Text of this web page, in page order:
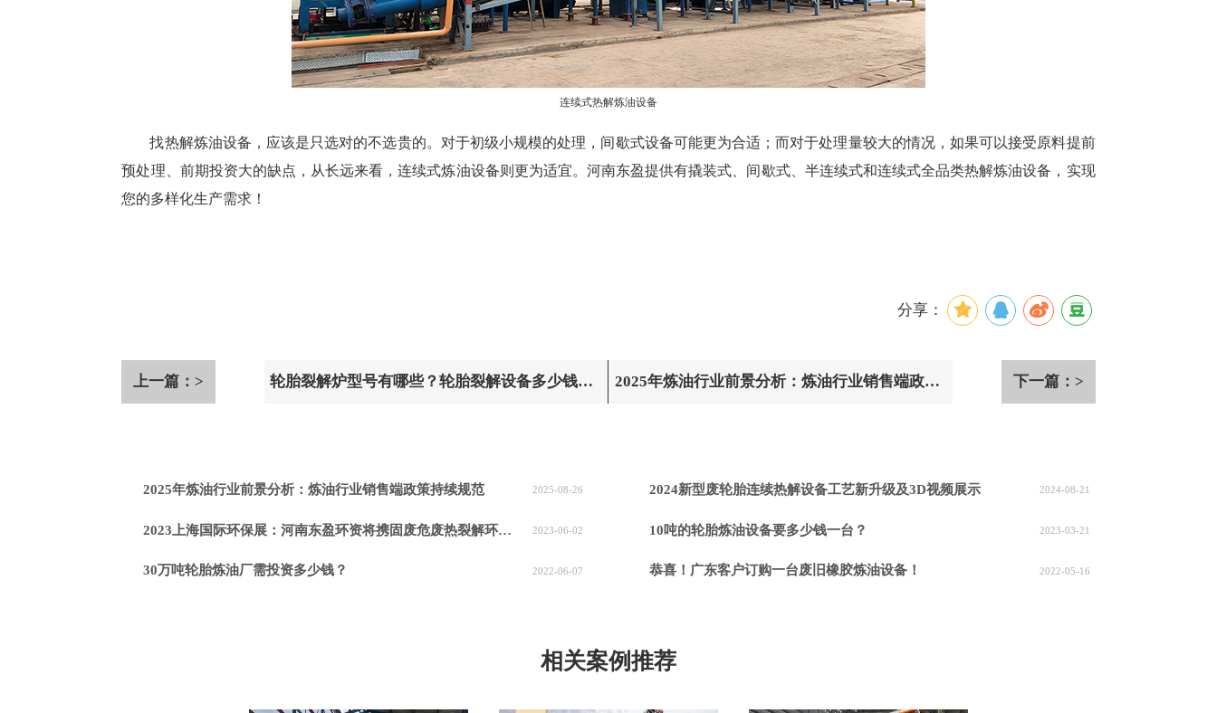
连续式热解炼油设备
找热解炼油设备，应该是只选对的不选贵的。对于初级小规模的处理，间歇式设备可能更为合适；而对于处理量较大的情况，如果可以接受原料提前
预处理、前期投资大的缺点，从长远来看，连续式炼油设备则更为适宜。河南东盈提供有撬装式、间歇式、半连续式和连续式全品类热解炼油设备，实现
您的多样化生产需求！
分享：
上一篇：> 轮胎裂解炉型号有哪些？轮胎裂解设备多少钱一 2025年炼油行业前景分析：炼油行业销售端政策 下一篇：>
2025年炼油行业前景分析：炼油行业销售端政策持续规范 2025-08-26 2024新型废轮胎连续热解设备工艺新升级及3D视频展示 2024-08-21
2023上海国际环保展：河南东盈环资将携固废危废热裂解环保处理方案闪耀亮相！ 2023-06-02 10吨的轮胎炼油设备要多少钱一台？ 2023-03-21
30万吨轮胎炼油厂需投资多少钱？ 2022-06-07 恭喜！广东客户订购一台废旧橡胶炼油设备！ 2022-05-16
相关案例推荐